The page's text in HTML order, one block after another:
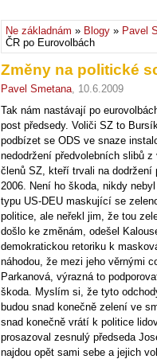
Ne základnám » Blogy » Pavel
ČR po Eurovolbách
Změny na politické
Pavel Smetana, 10.6.2009
Tak nám nastávají po
post předsedy. Voliči SZ to
podbízet se ODS ve snaze
nedodržení předvolebních slibů
členů SZ, kteří trvali na
2006. Není ho škoda, nikdy
typu US-DEU maskující se
politice, ale neřekl jim, že tou
došlo ke změnám, odešel
demokratickou retoriku k
náhodou, že mezi jeho věrnými
Parkanová, výrazná to
škoda. Myslím si, že tyto
budou snad konečně zelení ve
snad konečně vrátí k politice
prosazoval zesnulý předseda
najdou opět sami sebe a jejich